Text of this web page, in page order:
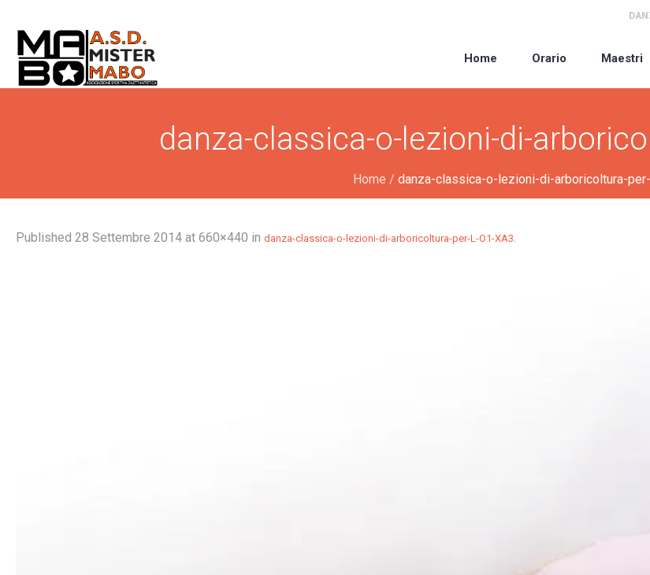
Home Orario Maestri
danza-classica-o-lezioni-di-
Home / danza-classica-o-lezioni-di-arboricoltura-
Published 28 Settembre 2014 at 660×440 in danza-classica-o-lezioni-di-arboricoltura-per-L-O1-XA3.